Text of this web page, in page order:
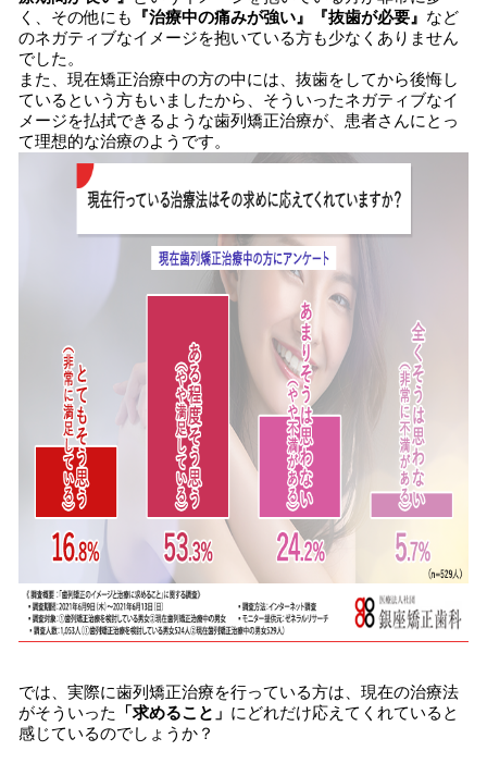
く、その他にも
『治療中の痛みが強い』『抜歯が必要』 など
のネガティブなイメージを抱いている方も少なくありません
でした。
また、現在矯正治療中の方の中には、抜歯をしてから後悔し
ているという方もいましたから、そういったネガティブなイ
メージを払拭できるような歯列矯正治療が、患者さんにとっ
て理想的な治療のようです。
では、実際に歯列矯正治療を行っている方は、現在の治療法
がそういった
「求めること」 にどれだけ応えてくれていると
感じているのでしょうか？